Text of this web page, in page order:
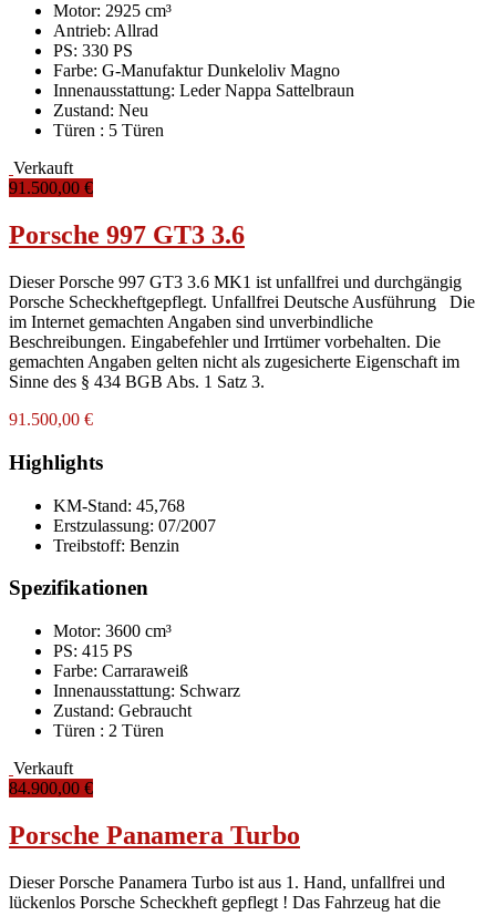
Motor: 2925 cm³
Antrieb: Allrad
PS: 330 PS
Farbe: G-Manufaktur Dunkeloliv Magno
Innenausstattung: Leder Nappa Sattelbraun
Zustand: Neu
Türen : 5 Türen
Verkauft
91.500,00 €
Porsche 997 GT3 3.6
Dieser Porsche 997 GT3 3.6 MK1 ist unfallfrei und durchgängig
Porsche Scheckheftgepflegt. Unfallfrei Deutsche Ausführung Die
im Internet gemachten Angaben sind unverbindliche
Beschreibungen. Eingabefehler und Irrtümer vorbehalten. Die
gemachten Angaben gelten nicht als zugesicherte Eigenschaft im
Sinne des § 434 BGB Abs. 1 Satz 3.
91.500,00 €
Highlights
KM-Stand: 45,768
Erstzulassung: 07/2007
Treibstoff: Benzin
Spezifikationen
Motor: 3600 cm³
PS: 415 PS
Farbe: Carraraweiß
Innenausstattung: Schwarz
Zustand: Gebraucht
Türen : 2 Türen
Verkauft
84.900,00 €
Porsche Panamera Turbo
Dieser Porsche Panamera Turbo ist aus 1. Hand, unfallfrei und
lückenlos Porsche Scheckheft gepflegt ! Das Fahrzeug hat die